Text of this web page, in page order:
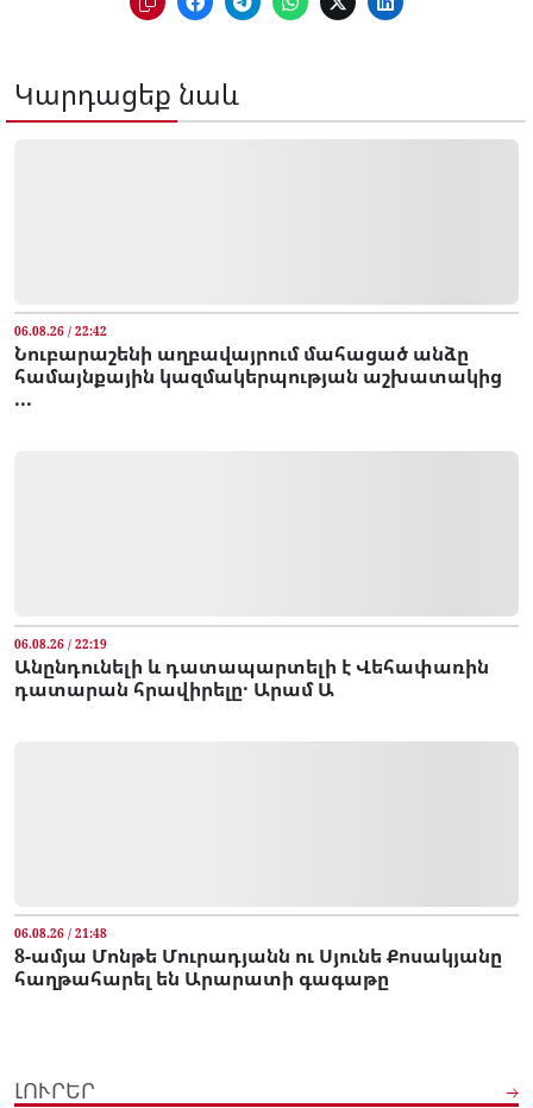
Կարդացեք նաև
06.08.26 / 22:42
Նուբարաշենի աղբավայրում մահացած անձը
համայնքային կազմակերպության աշխատակից
...
06.08.26 / 22:19
Անընդունելի և դատապարտելի է Վեհափառին
դատարան հրավիրելը․ Արամ Ա
06.08.26 / 21:48
8-ամյա Մոնթե Մուրադյանն ու Սյունե Քոսակյանը
հաղթահարել են Արարատի գագաթը
ԼՈՒՐԵՐ